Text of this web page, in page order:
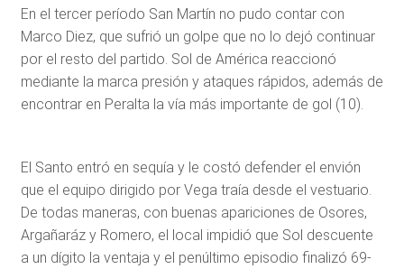
En el tercer período San Martín no pudo contar con
Marco Diez, que sufrió un golpe que no lo dejó continuar
por el resto del partido. Sol de América reaccionó
mediante la marca presión y ataques rápidos, además de
encontrar en Peralta la vía más importante de gol (10).
El Santo entró en sequía y le costó defender el envión
que el equipo dirigido por Vega traía desde el vestuario.
De todas maneras, con buenas apariciones de Osores,
Argañaráz y Romero, el local impidió que Sol descuente
a un dígito la ventaja y el penúltimo episodio finalizó 69-